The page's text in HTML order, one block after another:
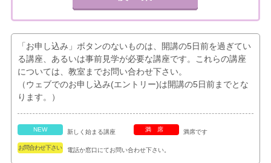
「お申し込み」ボタンのないものは、開講の5日前を過ぎてい
る講座、あるいは事前見学が必要な講座です。これらの講座
については、教室までお問い合わせ下さい。
（ウェブでのお申し込み(エントリー)は開講の5日前までとな
ります。）
NEW 新しく始まる講座 満席 満席です
お問合わせ下さい 電話か窓口にてお問い合わせ下さい。